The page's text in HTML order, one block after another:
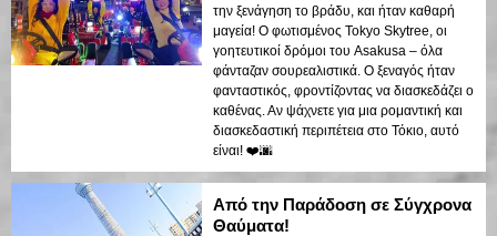
την ξενάγηση το βράδυ, και ήταν καθαρή
μαγεία! Ο φωτισμένος Tokyo Skytree, οι
γοητευτικοί δρόμοι του Asakusa – όλα
φάνταζαν σουρεαλιστικά. Ο ξεναγός ήταν
φανταστικός, φροντίζοντας να διασκεδάζει ο
καθένας. Αν ψάχνετε για μια ρομαντική και
διασκεδαστική περιπέτεια στο Τόκιο, αυτό
είναι! ❤️🌆
Από την Παράδοση σε Σύγχρονα
Θαύματα!